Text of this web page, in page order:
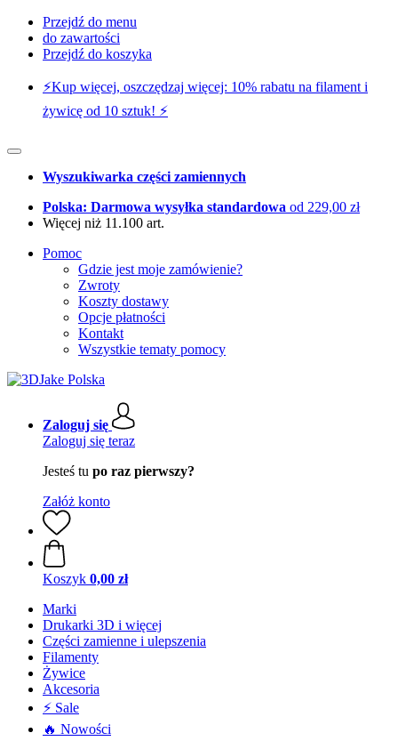
Przejdź do menu
do zawartości
Przejdź do koszyka
⚡️Kup więcej, oszczędzaj więcej: 10% rabatu na filament i
żywicę od 10 sztuk! ⚡️
Wyszukiwarka części zamiennych
Polska: Darmowa wysyłka standardowa od 229,00 zł
Więcej niż 11.100 art.
Pomoc
Gdzie jest moje zamówienie?
Zwroty
Koszty dostawy
Opcje płatności
Kontakt
Wszystkie tematy pomocy
Zaloguj się
Zaloguj się teraz
Jesteś tu po raz pierwszy?
Załóż konto
Koszyk 0,00 zł
Marki
Drukarki 3D i więcej
Części zamienne i ulepszenia
Filamenty
Żywice
Akcesoria
⚡ Sale
🔥 Nowości